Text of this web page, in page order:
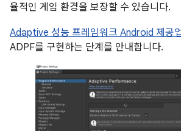
율적인 게임 환경을 보장할 수 있습니다.
Adaptive 성능 프레임워크 Android 제공
ADPF를 구현하는 단계를 안내합니다.